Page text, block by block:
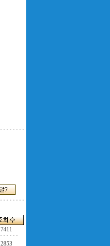
7411
2853